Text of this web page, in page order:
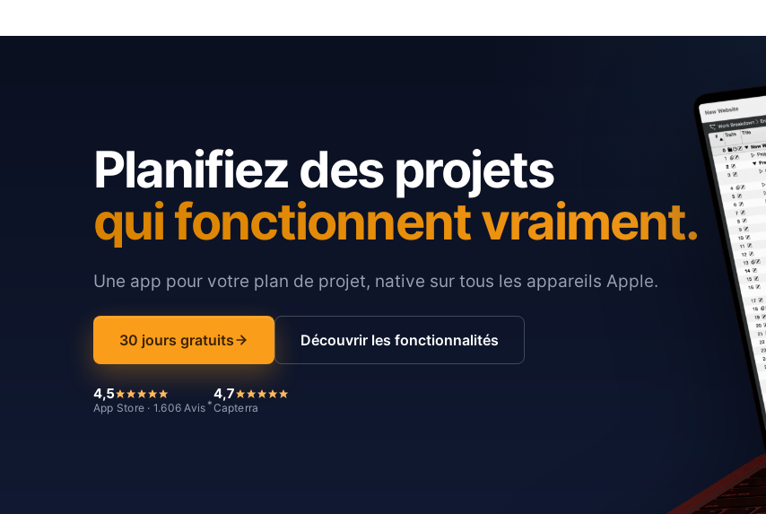
Planifiez des projets
qui fonctionnent vraiment.
Une app pour votre plan de projet, native sur tous les appareils Apple.
30 jours gratuits Découvrir les fonctionnalités
4,5
App Store · 1.606 Avis *
4,7
Capterra